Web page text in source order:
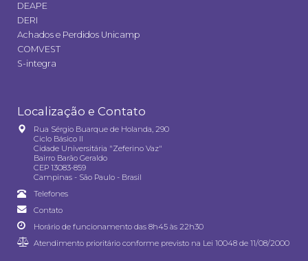
DEAPE
DERI
Achados e Perdidos Unicamp
COMVEST
S-integra
Localização e Contato
Rua Sérgio Buarque de Holanda, 290
Ciclo Básico II
Cidade Universitária "Zeferino Vaz"
Bairro Barão Geraldo
CEP 13083-859
Campinas - São Paulo - Brasil
Telefones
Contato
Horário de funcionamento das 8h45 às 22h30
Atendimento prioritário conforme previsto na Lei 10048 de 11/08/2000